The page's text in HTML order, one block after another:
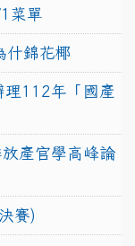
菜單
什錦花椰
理112年「國產
產官學高峰論
賽)